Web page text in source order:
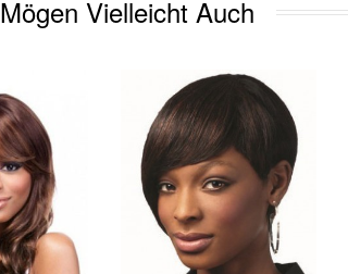
Vielleicht Auch